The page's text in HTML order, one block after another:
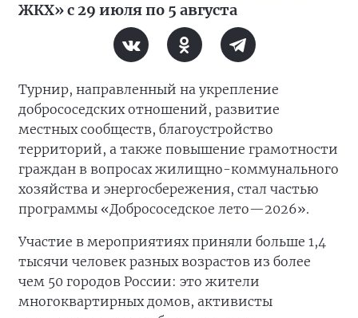
ЖКХ» с 29 июля по 5 августа
Турнир, направленный на укрепление
добрососедских отношений, развитие
местных сообществ, благоустройство
территорий, а также повышение грамотности
граждан в вопросах жилищно-коммунального
хозяйства и энергосбережения, стал частью
программы «Добрососедское лето—2026».
Участие в мероприятиях приняли больше 1,4
тысячи человек разных возрастов из более
чем 50 городов России: это жители
многоквартирных домов, активисты